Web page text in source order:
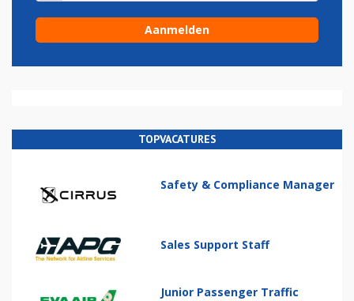
TOPVACATURES
Safety & Compliance Manager
Sales Support Staff
Junior Passenger Traffic